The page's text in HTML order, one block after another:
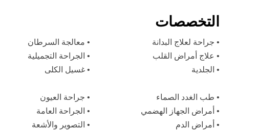
التخصصات
• جراحة لعلاج البدانة • معالجة السرطان
• علاج أمراض القلب • الجراحة التجميلية
• الجلدية •غسيل الكلى
• طب الغدد الصماء • جراحة العيون
• أمراض الجهاز الهضمي • الجراحة العامة
• أمراض الدم • التصوير والأشعة